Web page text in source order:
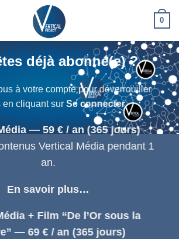
0
déjà abonné(e) ?
à votre compte pour déverrouiller
en cliquant sur Se connecter
— 59 € / an (365 jours)
Vertical Média pendant 1
an.
En savoir plus…
+ Film “De l’Or sous la
— 69 € / an (365 jours)